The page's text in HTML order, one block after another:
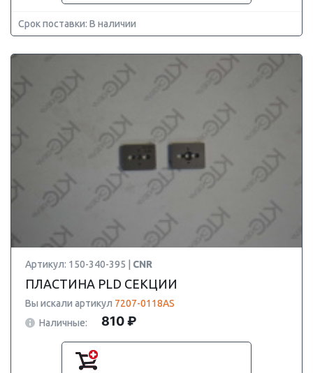
Срок поставки: В наличии
Артикул: 150-340-395 | CNR
ПЛАСТИНА PLD СЕКЦИИ
Вы искали артикул 7207-0118AS
Наличные:
810 ₽